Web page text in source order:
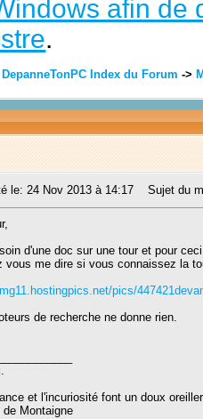
afin de
.
DepanneTonPC Index du Forum ->
le: 24 Nov 2013 à 14:17 Sujet du
d'une doc sur une tour et pour
vous me dire si vous connaissez la
pics/
de recherche ne donne rien.
et l'incuriosité font un doux
de Montaigne